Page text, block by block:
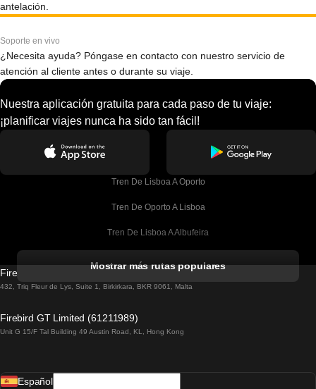
antelación.
Soporte en vivo
¿Necesita ayuda? Póngase en contacto con nuestro servicio de
atención al cliente antes o durante su viaje.
Nuestra aplicación gratuita para cada paso de tu viaje:
¡planificar viajes nunca ha sido tan fácil!
Tren De Lisboa A Oporto
Tren De Oporto A Lisboa
Tren De Lisboa A Albufeira
Tren De Lisboa A Lagos
Tren De Lisboa A Madrid
Mostrar más rutas populares
Firebird GT Limited (OC 1451)
432, Triq Fleur de Lys, Suite 1, Birkirkara, BKR 9061, Malta
Firebird GT Limited (61211989)
Unit G 15/F Tal Building 49 Austin Road, KL, Hong Kong
Español